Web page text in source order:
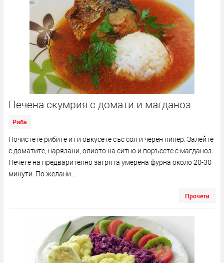
Печена скумрия с домати и магданоз
Риба
Почистете рибите и ги овкусете със сол и черен пипер. Залейте
с доматите, нарязани, олиото на ситно и поръсете с магданоз.
Печете на предварително загрята умерена фурна около 20-30
минути. По желани...
Прочети